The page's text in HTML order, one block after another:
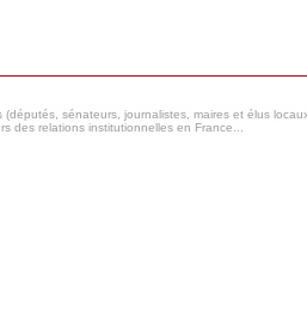
sénateurs, journalistes, maires et élus
des relations institutionnelles en France...